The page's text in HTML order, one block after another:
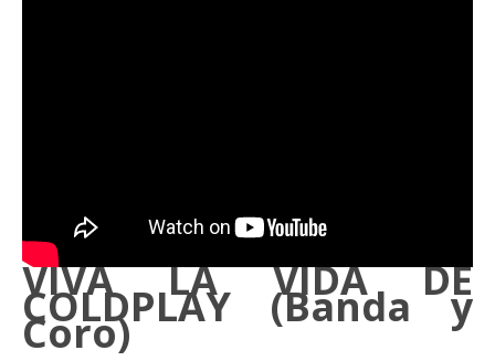
VIVA LA VIDA DE
COLDPLAY (Banda y
Coro)